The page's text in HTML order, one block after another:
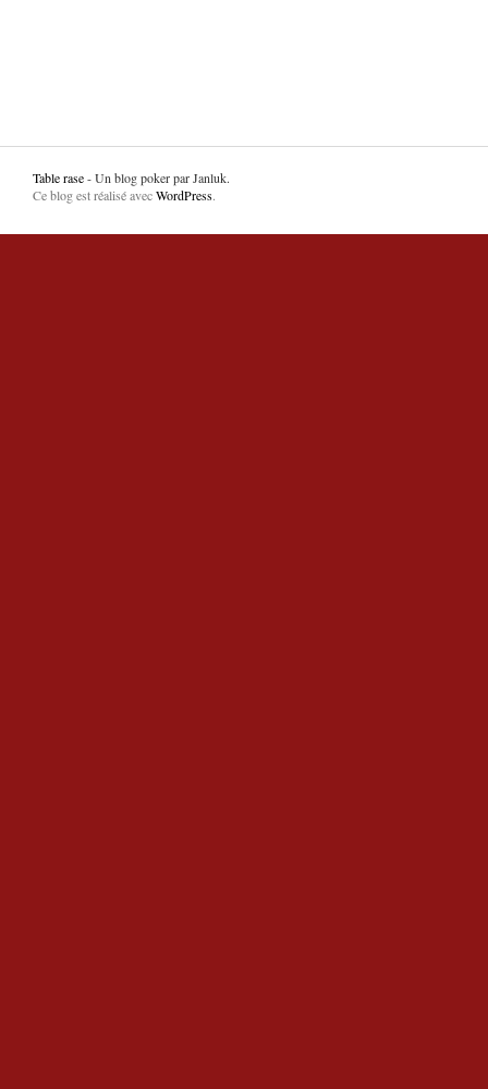
Table rase- Un blog poker par Janluk.
Ce blog est réalisé avecWordPress.